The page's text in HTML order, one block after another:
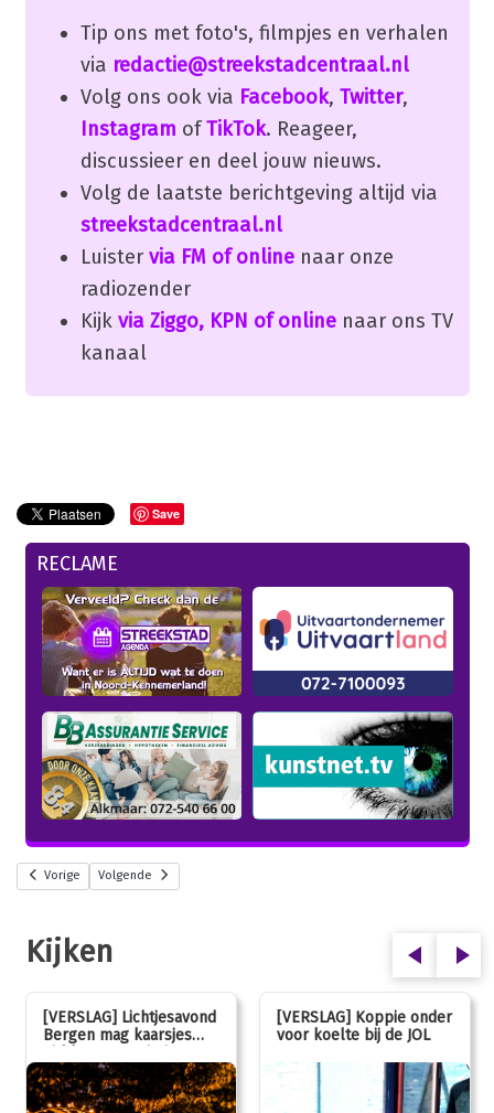
Tip ons met foto's, filmpjes en verhalen
via redactie@streekstadcentraal.nl
Volg ons ook via Facebook, Twitter,
Instagram ofTikTok. Reageer,
discussieer en deel jouw nieuws.
Volg de laatste berichtgeving altijd via
streekstadcentraal.nl
Luister via FM of onlinenaar onze
radiozender
Kijk via Ziggo, KPN of onlinenaar ons TV
kanaal
Save
RECLAME
Vorige Volgende
Kijken
[VERSLAG] Lichtjesavond
Bergen mag kaarsjes
jubileum!
[VERSLAG] Koppie onder
voor koelte bij de JOL